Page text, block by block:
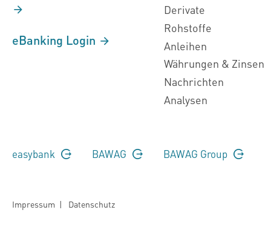
eBanking Login
Derivate
Rohstoffe
Anleihen
Währungen & Zinsen
Nachrichten
Analysen
easybank BAWAG BAWAG Group
Impressum | Datenschutz